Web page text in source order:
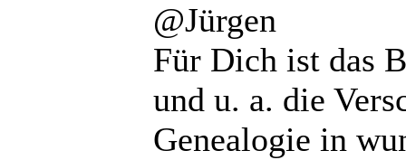
@Jürgen
Für Dich ist das
und u. a. die
Genealogie in